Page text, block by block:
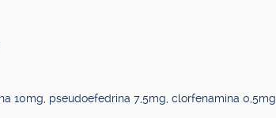
10mg, pseudoefedrina 7,5mg, clorfenamina 0,5mg.